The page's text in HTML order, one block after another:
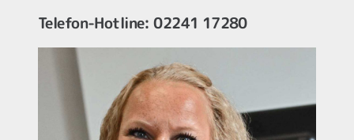
Telefon-Hotline: 02241 17280